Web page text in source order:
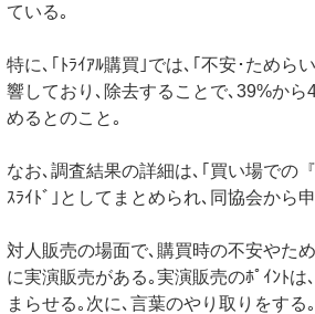
ている｡
特に､｢ﾄﾗｲｱﾙ購買｣では､｢不安･ためら
響しており､除去することで､39%から
めるとのこと｡
なお､調査結果の詳細は､｢買い場での
ｽﾗｲﾄﾞ｣としてまとめられ､同協会から
対人販売の場面で､購買時の不安やた
に実演販売がある｡実演販売のﾎﾟｲﾝﾄは
まらせる｡次に､言葉のやり取りをす